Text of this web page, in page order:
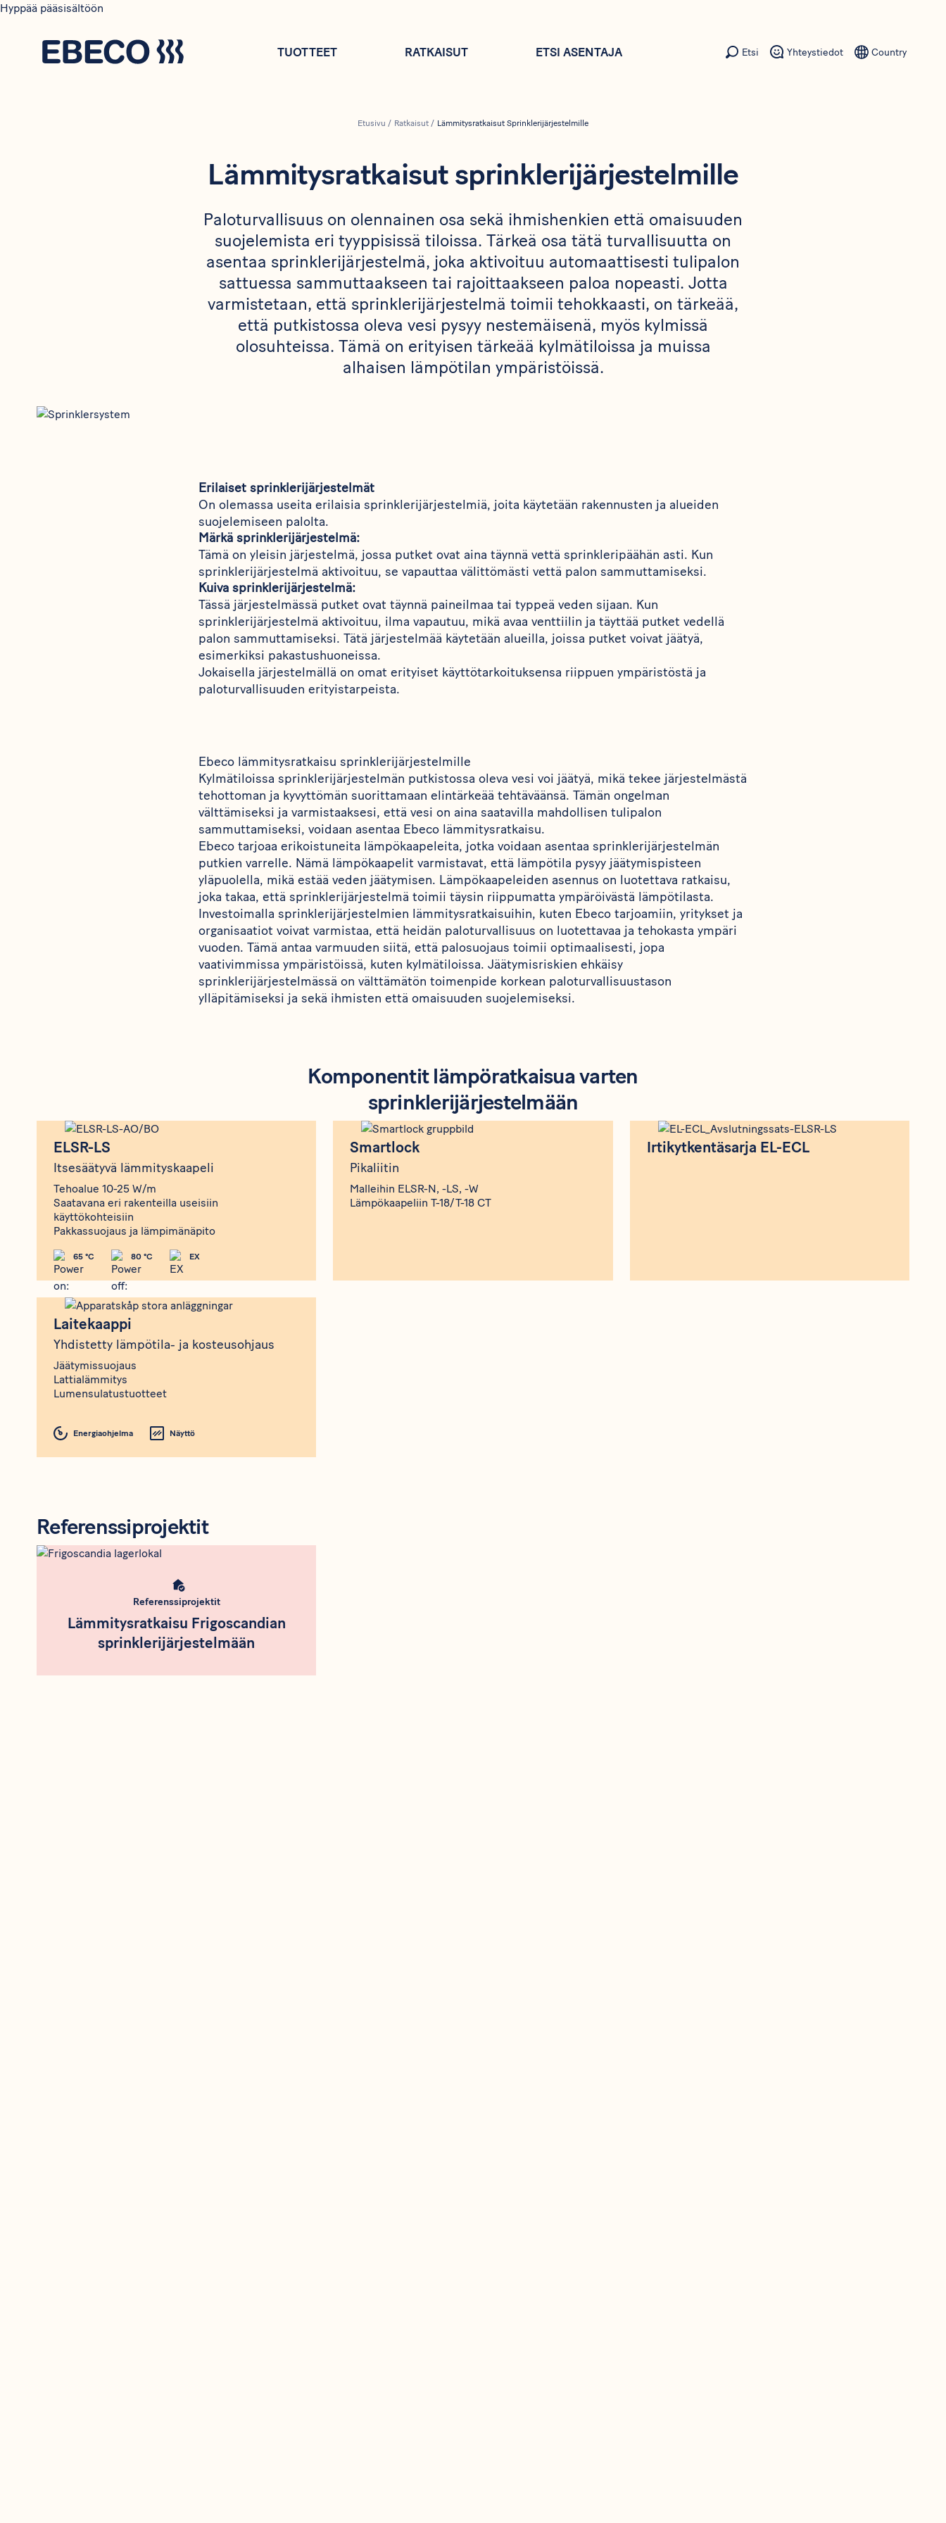
Hyppää pääsisältöön
TUOTTEET RATKAISUT ETSI ASENTAJA Etsi Yhteystiedot Country
Etusivu / Ratkaisut / Lämmitysratkaisut Sprinklerijärjestelmille
Lämmitysratkaisut sprinklerijärjestelmille
Paloturvallisuus on olennainen osa sekä ihmishenkien että omaisuuden
suojelemista eri tyyppisissä tiloissa. Tärkeä osa tätä turvallisuutta on
asentaa sprinklerijärjestelmä, joka aktivoituu automaattisesti tulipalon
sattuessa sammuttaakseen tai rajoittaakseen paloa nopeasti. Jotta
varmistetaan, että sprinklerijärjestelmä toimii tehokkaasti, on tärkeää,
että putkistossa oleva vesi pysyy nestemäisenä, myös kylmissä
olosuhteissa. Tämä on erityisen tärkeää kylmätiloissa ja muissa
alhaisen lämpötilan ympäristöissä.
Erilaiset sprinklerijärjestelmät
On olemassa useita erilaisia sprinklerijärjestelmiä, joita käytetään rakennusten ja alueiden
suojelemiseen palolta.
Märkä sprinklerijärjestelmä:
Tämä on yleisin järjestelmä, jossa putket ovat aina täynnä vettä sprinkleripäähän asti. Kun
sprinklerijärjestelmä aktivoituu, se vapauttaa välittömästi vettä palon sammuttamiseksi.
Kuiva sprinklerijärjestelmä:
Tässä järjestelmässä putket ovat täynnä paineilmaa tai typpeä veden sijaan. Kun
sprinklerijärjestelmä aktivoituu, ilma vapautuu, mikä avaa venttiilin ja täyttää putket vedellä
palon sammuttamiseksi. Tätä järjestelmää käytetään alueilla, joissa putket voivat jäätyä,
esimerkiksi pakastushuoneissa.
Jokaisella järjestelmällä on omat erityiset käyttötarkoituksensa riippuen ympäristöstä ja
paloturvallisuuden erityistarpeista.
Ebeco lämmitysratkaisu sprinklerijärjestelmille
Kylmätiloissa sprinklerijärjestelmän putkistossa oleva vesi voi jäätyä, mikä tekee järjestelmästä
tehottoman ja kyvyttömän suorittamaan elintärkeää tehtäväänsä. Tämän ongelman
välttämiseksi ja varmistaaksesi, että vesi on aina saatavilla mahdollisen tulipalon
sammuttamiseksi, voidaan asentaa Ebeco lämmitysratkaisu.
Ebeco tarjoaa erikoistuneita lämpökaapeleita, jotka voidaan asentaa sprinklerijärjestelmän
putkien varrelle. Nämä lämpökaapelit varmistavat, että lämpötila pysyy jäätymispisteen
yläpuolella, mikä estää veden jäätymisen. Lämpökaapeleiden asennus on luotettava ratkaisu,
joka takaa, että sprinklerijärjestelmä toimii täysin riippumatta ympäröivästä lämpötilasta.
Investoimalla sprinklerijärjestelmien lämmitysratkaisuihin, kuten Ebeco tarjoamiin, yritykset ja
organisaatiot voivat varmistaa, että heidän paloturvallisuus on luotettavaa ja tehokasta ympäri
vuoden. Tämä antaa varmuuden siitä, että palosuojaus toimii optimaalisesti, jopa
vaativimmissa ympäristöissä, kuten kylmätiloissa. Jäätymisriskien ehkäisy
sprinklerijärjestelmässä on välttämätön toimenpide korkean paloturvallisuustason
ylläpitämiseksi ja sekä ihmisten että omaisuuden suojelemiseksi.
Komponentit lämpöratkaisua varten
sprinklerijärjestelmään
Produkt
ELSR-LS
Itsesäätyvä lämmityskaapeli
Tehoalue 10-25 W/m
Saatavana eri rakenteilla useisiin
käyttökohteisiin
Pakkassuojaus ja lämpimänäpito
65 °C 80 °C EX
ELSR-LS
Produkt
Laitekaappi
Yhdistetty lämpötila- ja kosteusohjaus
Jäätymissuojaus
Lattialämmitys
Lumensulatustuotteet
Energiaohjelma Näyttö
Laitekaappi
Produkt
Smartlock
Pikaliitin
Malleihin ELSR-N, -LS, -W
Lämpökaapeliin T-18/T-18 CT
Smartlock Produkt
Irtikytkentäsarja EL-ECL
Irtikytkentäsarja EL-ECL
Referenssiprojektit
Rådgivning
Meta bild
Referenssiprojektit
Lämmitysratkaisu Frigoscandian
sprinklerijärjestelmään